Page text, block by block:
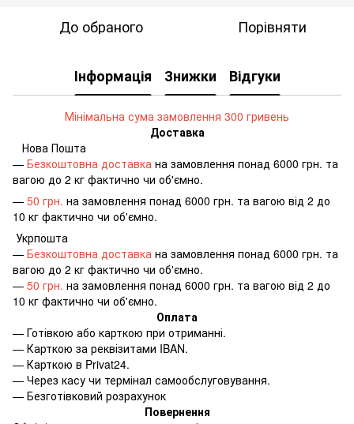
До обраного Порівняти
Інформація Знижки Відгуки
Мінімальна сума замовлення 300 гривень
Доставка
Нова Пошта
— Безкоштовна доставка на замовлення понад 6000 грн. та
вагою до 2 кг фактично чи об'ємно.
— 50 грн. на замовлення понад 6000 грн. та вагою від 2 до
10 кг фактично чи об'ємно.
Укрпошта
— Безкоштовна доставка на замовлення понад 6000 грн. та
вагою до 2 кг фактично чи об'ємно.
— 50 грн. на замовлення понад 6000 грн. та вагою від 2 до
10 кг фактично чи об'ємно.
Оплата
— Готівкою або карткою при отриманні.
— Карткою за реквізитами IBAN.
— Карткою в Privat24.
— Через касу чи термінал самообслуговування.
— Безготівковий розрахунок
Повернення